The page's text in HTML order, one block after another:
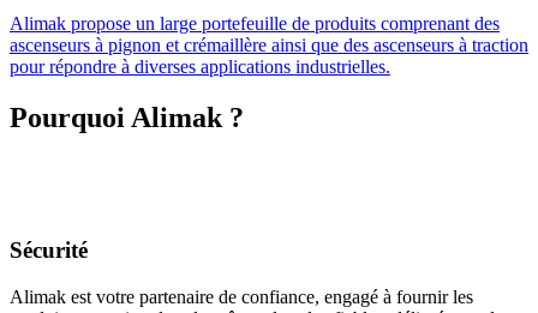
Alimak propose un large portefeuille de produits comprenant des
ascenseurs à pignon et crémaillère ainsi que des ascenseurs à traction
pour répondre à diverses applications industrielles.
Pourquoi Alimak ?
Sécurité
Alimak est votre partenaire de confiance, engagé à fournir les